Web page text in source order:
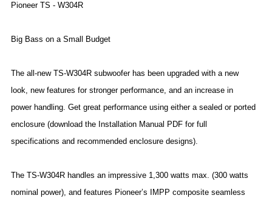
Pioneer TS - W304R
Big Bass on a Small Budget
The all-new TS-W304R subwoofer has been upgraded with a new
look, new features for stronger performance, and an increase in
power handling. Get great performance using either a sealed or ported
enclosure (download the Installation Manual PDF for full
specifications and recommended enclosure designs).
The TS-W304R handles an impressive 1,300 watts max. (300 watts
nominal power), and features Pioneer’s IMPP composite seamless